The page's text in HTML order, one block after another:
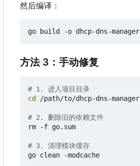
然后编译：
方法 3：手动修复
# 1. 进入项目目录
cd
/path/to/dhcp-dns-manager
# 2. 删除旧的依赖文件
rm -f go.sum
# 3. 清理模块缓存
go clean -modcache